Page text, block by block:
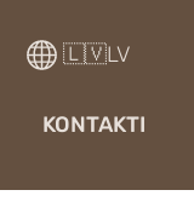
KONTAKTI
🇱🇻LV